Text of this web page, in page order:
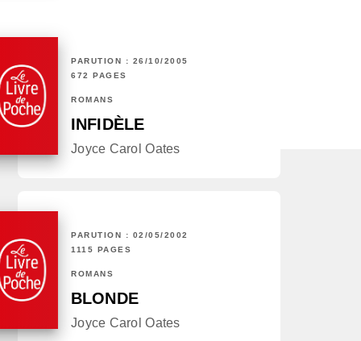
PARUTION : 26/10/2005
672 PAGES
ROMANS
INFIDÈLE
Joyce Carol Oates
PARUTION : 02/05/2002
1115 PAGES
ROMANS
BLONDE
Joyce Carol Oates